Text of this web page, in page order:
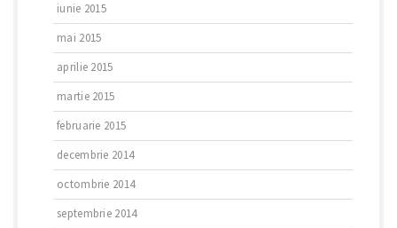
iunie 2015
mai 2015
aprilie 2015
martie 2015
februarie 2015
decembrie 2014
octombrie 2014
septembrie 2014